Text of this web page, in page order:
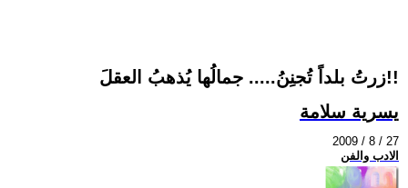
زرتُ بلداً تُجنِنُ..... جمالُها يُذهبُ العقلَ!!
يسرية سلامة
2009 / 8 / 27
الادب والفن